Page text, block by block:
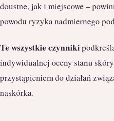
doustne, jak i miejscowe –
powodu ryzyka nadmiernego
Te wszystkie czynniki
indywidualnej oceny stanu
przystąpieniem do działań
naskórka.